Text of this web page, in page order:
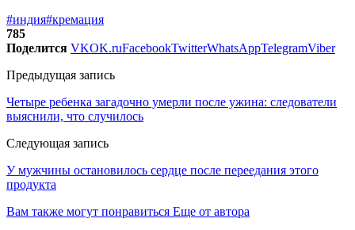
#индия#кремация
785
Поделится VKOK.ruFacebookTwitterWhatsAppTelegramViber
Предыдущая запись
Четыре ребенка загадочно умерли после ужина: следователи
выяснили, что случилось
Следующая запись
У мужчины остановилось сердце после переедания этого
продукта
Вам также могут понравиться Еще от автора